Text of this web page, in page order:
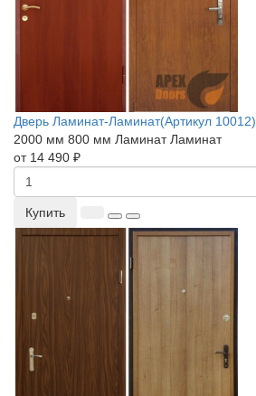
Дверь Ламинат-Ламинат(Артикул 10012)
2000 мм 800 мм Ламинат Ламинат
от 14 490 ₽
Купить